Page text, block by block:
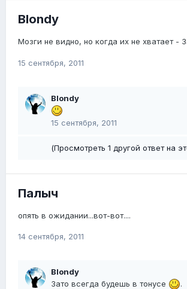
Blondy
Мозги не видно, но когда их не хватает -
15 сентября, 2011
Blondy
15 сентября, 2011
(Просмотреть 1 другой ответ на
Палыч
опять в ожидании...вот-вот....
14 сентября, 2011
Blondy
Зато всегда будешь в тонусе
.